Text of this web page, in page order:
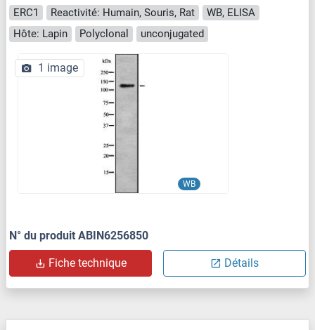
ERC1 Reactivité: Humain, Souris, Rat
WB, ELISA
Hôte: Lapin
Polyclonal unconjugated
WB
1 image
N° du produit ABIN6256850
Fiche technique Détails